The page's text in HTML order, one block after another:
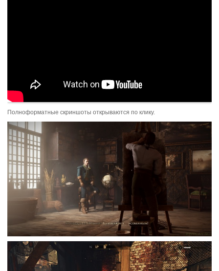
Полноформатные скриншоты открываются по клику.